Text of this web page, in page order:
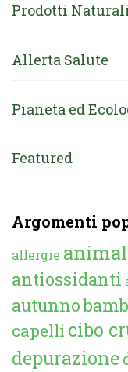
Prodotti
Allerta Salute
Pianeta ed
Featured
Argomenti
allergie
antiossidanti
autunno
capelli cibo
depurazione